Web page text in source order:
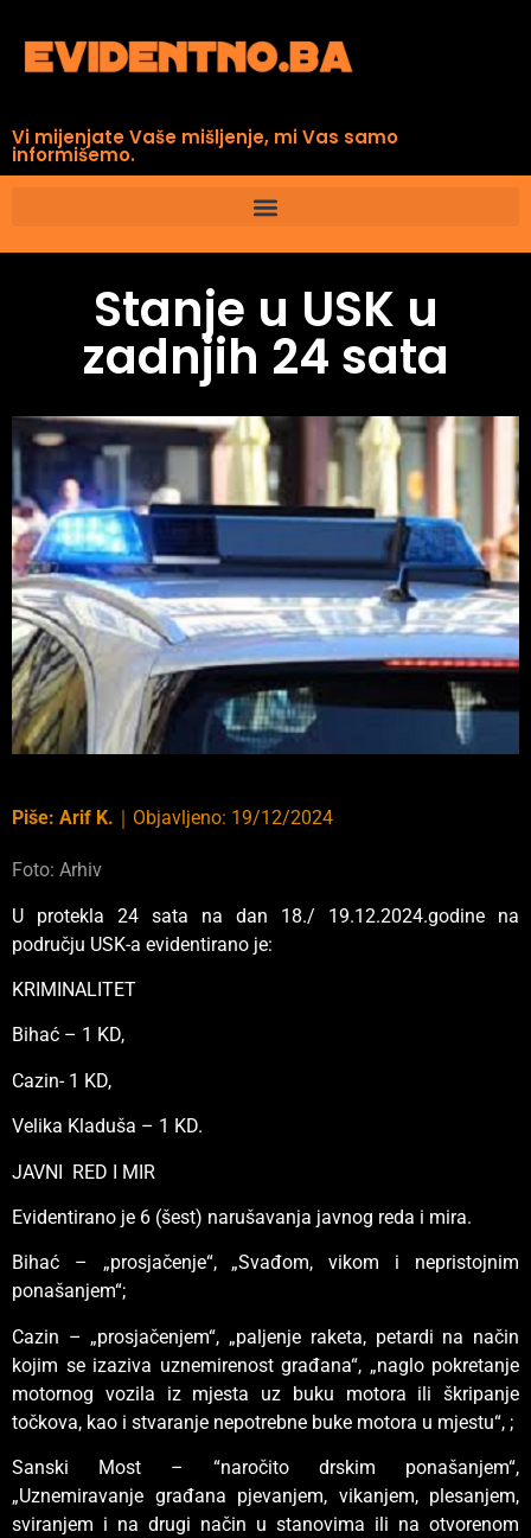
Vi mijenjate Vaše mišljenje, mi Vas samo
informišemo.
Stanje u USK u
zadnjih 24 sata
Piše: Arif K. Objavljeno: 19/12/2024
Foto: Arhiv
U protekla 24 sata na dan 18./ 19.12.2024.godine na
području USK-a evidentirano je:
KRIMINALITET
Bihać – 1 KD,
Cazin- 1 KD,
Velika Kladuša – 1 KD.
JAVNI RED I MIR
Evidentirano je 6 (šest) narušavanja javnog reda i mira.
Bihać – „prosjačenje“, „Svađom, vikom i nepristojnim
ponašanjem“;
Cazin – „prosjačenjem“, „paljenje raketa, petardi na način
kojim se izaziva uznemirenost građana“, „naglo pokretanje
motornog vozila iz mjesta uz buku motora ili škripanje
točkova, kao i stvaranje nepotrebne buke motora u mjestu“, ;
Sanski Most – “naročito drskim ponašanjem“,
„Uznemiravanje građana pjevanjem, vikanjem, plesanjem,
sviranjem i na drugi način u stanovima ili na otvorenom